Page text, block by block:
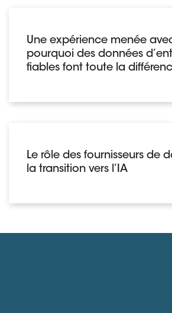
Une expérience menée
pourquoi des données
fiables font toute la
Le rôle des fournisseurs de
la transition vers l’IA